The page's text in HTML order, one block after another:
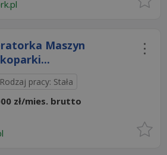
Maszyn
Rodzaj pracy: Stała
zł/mies. brutto